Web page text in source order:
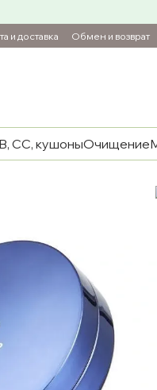
и доставка Обмен и возврат
СС, кушоныОчищение